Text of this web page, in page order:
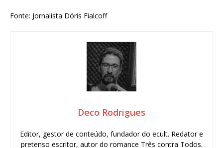
Fonte: Jornalista Dóris Fialcoff
Deco Rodrigues
Editor, gestor de conteúdo, fundador do ecult. Redator e
pretenso escritor, autor do romance Três contra Todos.